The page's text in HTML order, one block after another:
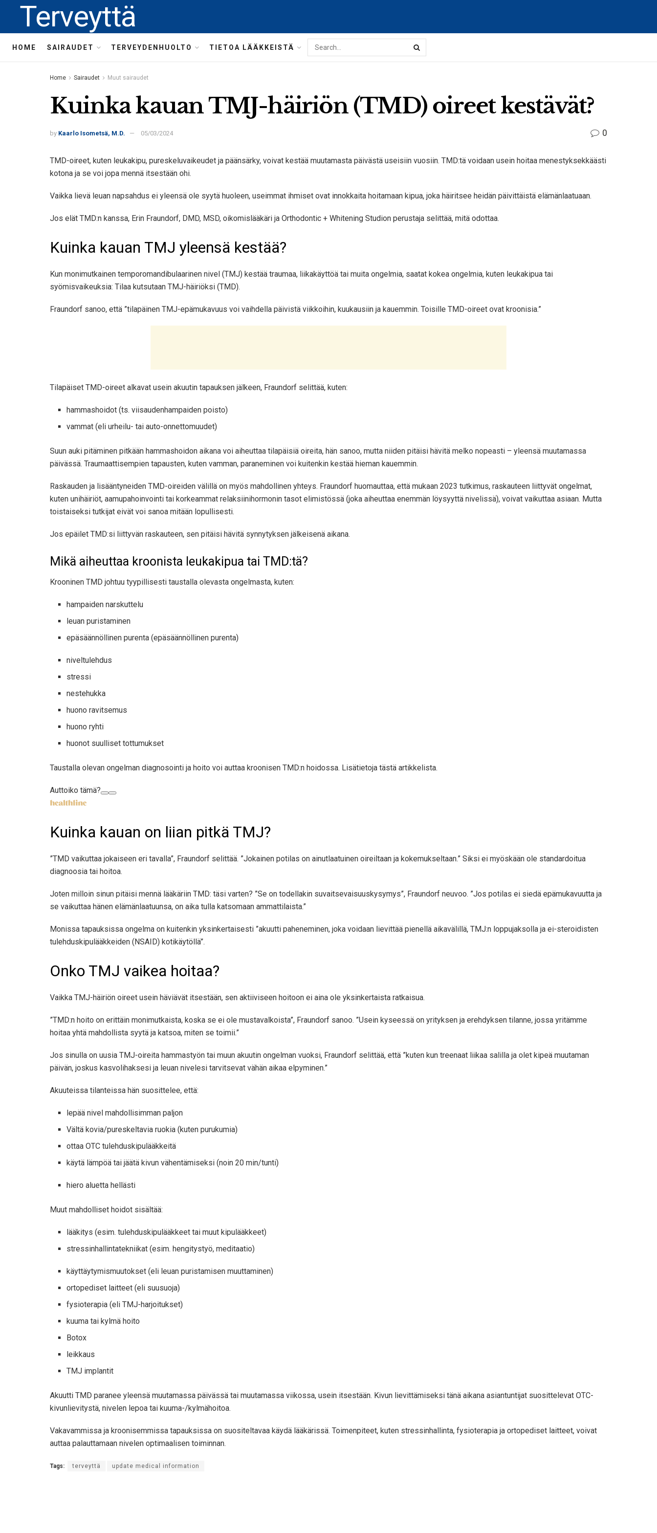
Terveyttä
HOME SAIRAUDET TERVEYDENHUOLTO TIETOA LÄÄKKEISTÄ
Home Sairaudet Muut sairaudet
Kuinka kauan TMJ-häiriön (TMD) oireet kestävät?
by Kaarlo Isometsä, M.D. 05/03/2024 0
TMD-oireet, kuten leukakipu, pureskeluvaikeudet ja päänsärky, voivat kestää muutamasta päivästä useisiin vuosiin. TMD:tä voidaan usein hoitaa menestyksekkäästi
kotona ja se voi jopa mennä itsestään ohi.
Vaikka lievä leuan napsahdus ei yleensä ole syytä huoleen, useimmat ihmiset ovat innokkaita hoitamaan kipua, joka häiritsee heidän päivittäistä elämänlaatuaan.
Jos elät TMD:n kanssa, Erin Fraundorf, DMD, MSD, oikomislääkäri ja Orthodontic + Whitening Studion perustaja selittää, mitä odottaa.
Kuinka kauan TMJ yleensä kestää?
Kun monimutkainen temporomandibulaarinen nivel (TMJ) kestää traumaa, liikakäyttöä tai muita ongelmia, saatat kokea ongelmia, kuten leukakipua tai
syömisvaikeuksia: Tilaa kutsutaan TMJ-häiriöksi (TMD).
Fraundorf sanoo, että ”tilapäinen TMJ-epämukavuus voi vaihdella päivistä viikkoihin, kuukausiin ja kauemmin. Toisille TMD-oireet ovat kroonisia.”
Tilapäiset TMD-oireet alkavat usein akuutin tapauksen jälkeen, Fraundorf selittää, kuten:
hammashoidot (ts. viisaudenhampaiden poisto)
vammat (eli urheilu- tai auto-onnettomuudet)
Suun auki pitäminen pitkään hammashoidon aikana voi aiheuttaa tilapäisiä oireita, hän sanoo, mutta niiden pitäisi hävitä melko nopeasti – yleensä muutamassa
päivässä. Traumaattisempien tapausten, kuten vamman, paraneminen voi kuitenkin kestää hieman kauemmin.
Raskauden ja lisääntyneiden TMD-oireiden välillä on myös mahdollinen yhteys. Fraundorf huomauttaa, että mukaan 2023 tutkimus, raskauteen liittyvät ongelmat,
kuten unihäiriöt, aamupahoinvointi tai korkeammat relaksiinihormonin tasot elimistössä (joka aiheuttaa enemmän löysyyttä nivelissä), voivat vaikuttaa asiaan. Mutta
toistaiseksi tutkijat eivät voi sanoa mitään lopullisesti.
Jos epäilet TMD:si liittyvän raskauteen, sen pitäisi hävitä synnytyksen jälkeisenä aikana.
Mikä aiheuttaa kroonista leukakipua tai TMD:tä?
Krooninen TMD johtuu tyypillisesti taustalla olevasta ongelmasta, kuten:
hampaiden narskuttelu
leuan puristaminen
epäsäännöllinen purenta (epäsäännöllinen purenta)
niveltulehdus
stressi
nestehukka
huono ravitsemus
huono ryhti
huonot suulliset tottumukset
Taustalla olevan ongelman diagnosointi ja hoito voi auttaa kroonisen TMD:n hoidossa. Lisätietoja tästä artikkelista.
Auttoiko tämä?
Kuinka kauan on liian pitkä TMJ?
”TMD vaikuttaa jokaiseen eri tavalla”, Fraundorf selittää. ”Jokainen potilas on ainutlaatuinen oireiltaan ja kokemukseltaan.” Siksi ei myöskään ole standardoitua
diagnoosia tai hoitoa.
Joten milloin sinun pitäisi mennä lääkäriin TMD: täsi varten? ”Se on todellakin suvaitsevaisuuskysymys”, Fraundorf neuvoo. ”Jos potilas ei siedä epämukavuutta ja
se vaikuttaa hänen elämänlaatuunsa, on aika tulla katsomaan ammattilaista.”
Monissa tapauksissa ongelma on kuitenkin yksinkertaisesti ”akuutti paheneminen, joka voidaan lievittää pienellä aikavälillä, TMJ:n loppujaksolla ja ei-steroidisten
tulehduskipulääkkeiden (NSAID) kotikäytöllä”.
Onko TMJ vaikea hoitaa?
Vaikka TMJ-häiriön oireet usein häviävät itsestään, sen aktiiviseen hoitoon ei aina ole yksinkertaista ratkaisua.
”TMD:n hoito on erittäin monimutkaista, koska se ei ole mustavalkoista”, Fraundorf sanoo. ”Usein kyseessä on yrityksen ja erehdyksen tilanne, jossa yritämme
hoitaa yhtä mahdollista syytä ja katsoa, ​​miten se toimii.”
Jos sinulla on uusia TMJ-oireita hammastyön tai muun akuutin ongelman vuoksi, Fraundorf selittää, että ”kuten kun treenaat liikaa salilla ja olet kipeä muutaman
päivän, joskus kasvolihaksesi ja leuan nivelesi tarvitsevat vähän aikaa elpyminen.”
Akuuteissa tilanteissa hän suosittelee, että:
lepää nivel mahdollisimman paljon
Vältä kovia/pureskeltavia ruokia (kuten purukumia)
ottaa OTC tulehduskipulääkkeitä
käytä lämpöä tai jäätä kivun vähentämiseksi (noin 20 min/tunti)
hiero aluetta hellästi
Muut mahdolliset hoidot sisältää:
lääkitys (esim. tulehduskipulääkkeet tai muut kipulääkkeet)
stressinhallintatekniikat (esim. hengitystyö, meditaatio)
käyttäytymismuutokset (eli leuan puristamisen muuttaminen)
ortopediset laitteet (eli suusuoja)
fysioterapia (eli TMJ-harjoitukset)
kuuma tai kylmä hoito
Botox
leikkaus
TMJ implantit
Akuutti TMD paranee yleensä muutamassa päivässä tai muutamassa viikossa, usein itsestään. Kivun lievittämiseksi tänä aikana asiantuntijat suosittelevat OTC-
kivunlievitystä, nivelen lepoa tai kuuma-/kylmähoitoa.
Vakavammissa ja kroonisemmissa tapauksissa on suositeltavaa käydä lääkärissä. Toimenpiteet, kuten stressinhallinta, fysioterapia ja ortopediset laitteet, voivat
auttaa palauttamaan nivelen optimaalisen toiminnan.
Tags: terveyttä update medical information